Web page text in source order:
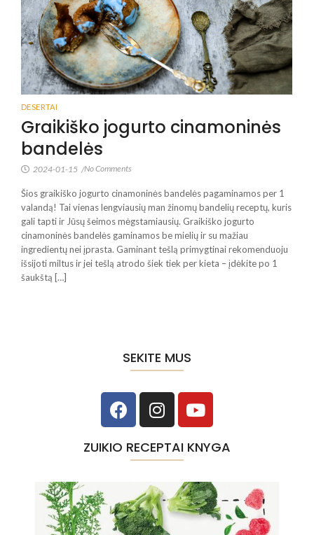
DESERTAI
Graikiško jogurto cinamoninės
bandelės
2024-01-15 /No Comments
Šios graikiško jogurto cinamoninės bandelės pagaminamos per 1
valandą! Tai vienas lengviausių man žinomų bandelių receptų, kuris
gali tapti ir Jūsų šeimos mėgstamiausių. Graikiško jogurto
cinamoninės bandelės gaminamos be mielių ir su mažiau
ingredientų nei įprasta. Gaminant tešlą primygtinai rekomenduoju
išsijoti miltus ir jei tešlą atrodo šiek tiek per kieta – įdėkite po 1
šaukštą […]
SEKITE MUS
ZUIKIO RECEPTAI KNYGA